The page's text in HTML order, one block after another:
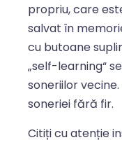
propriu, care
salvat în
cu butoane
„self-learning“
soneriilor
soneriei fără fir.
Citiți cu atenție